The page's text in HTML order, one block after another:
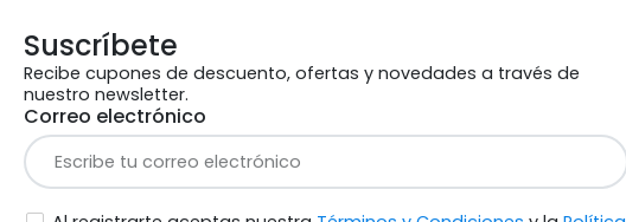
Suscríbete
Recibe cupones de descuento, ofertas y novedades a través de
nuestro newsletter.
Correo electrónico